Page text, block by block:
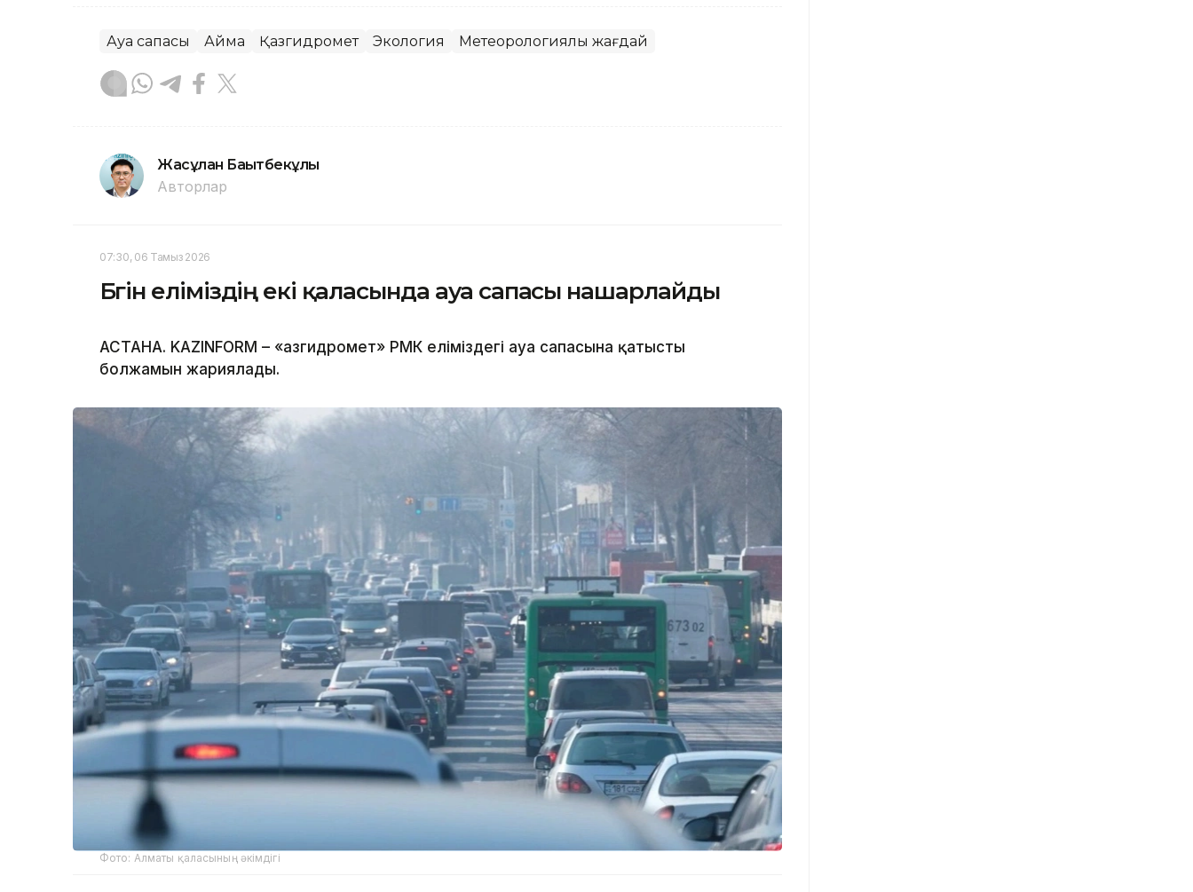
Ауа сапасы Аймақ Қазгидромет Экология Метеорологиялық жағдай
Жасұлан Бақытбекұлы
Авторлар
07:30, 06 Тамыз 2026
Бүгін еліміздің екі қаласында ауа сапасы нашарлайды
АСТАНА. KAZINFORM – «Қазгидромет» РМК еліміздегі ауа сапасына қатысты
болжамын жариялады.
Фото: Алматы қаласының әкімдігі